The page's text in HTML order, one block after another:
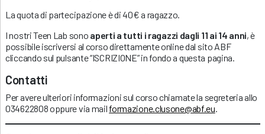
La quota di partecipazione è di 40€ a ragazzo.
I nostri Teen Lab sono aperti a tutti i ragazzi dagli 11 ai 14 anni, è
possibile iscriversi al corso direttamente online dal sito ABF
cliccando sul pulsante “ISCRIZIONE” in fondo a questa pagina.
Contatti
Per avere ulteriori informazioni sul corso chiamate la segreteria allo
034622808 oppure via mail formazione.clusone@abf.eu.